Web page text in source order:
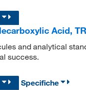
Acid,
and analytical
success.
Specifiche